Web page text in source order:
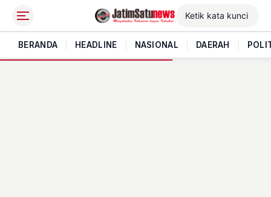
BERANDA HEADLINE NASIONAL DAERAH